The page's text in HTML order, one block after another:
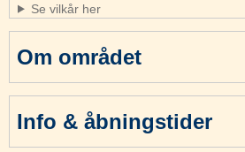
Om området
Info & åbningstider
Se vilkår her